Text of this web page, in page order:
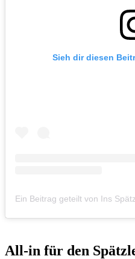
Sieh dir diesen
All-in für den